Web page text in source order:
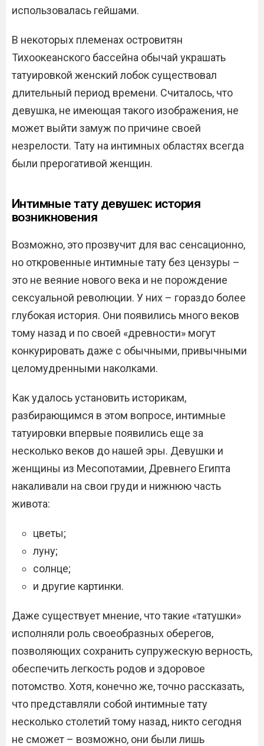
использовалась гейшами.
В некоторых племенах островитян
Тихоокеанского бассейна обычай украшать
татуировкой женский лобок существовал
длительный период времени. Считалось, что
девушка, не имеющая такого изображения, не
может выйти замуж по причине своей
незрелости. Тату на интимных областях всегда
были прерогативой женщин.
Интимные тату девушек: история
возникновения
Возможно, это прозвучит для вас сенсационно,
но откровенные интимные тату без цензуры –
это не веяние нового века и не порождение
сексуальной революции. У них – гораздо более
глубокая история. Они появились много веков
тому назад и по своей «древности» могут
конкурировать даже с обычными, привычными
целомудренными наколками.
Как удалось установить историкам,
разбирающимся в этом вопросе, интимные
татуировки впервые появились еще за
несколько веков до нашей эры. Девушки и
женщины из Месопотамии, Древнего Египта
накаливали на свои груди и нижнюю часть
живота:
цветы;
луну;
солнце;
и другие картинки.
Даже существует мнение, что такие «татушки»
исполняли роль своеобразных оберегов,
позволяющих сохранить супружескую верность,
обеспечить легкость родов и здоровое
потомство. Хотя, конечно же, точно рассказать,
что представляли собой интимные тату
несколько столетий тому назад, никто сегодня
не сможет – возможно, они были лишь